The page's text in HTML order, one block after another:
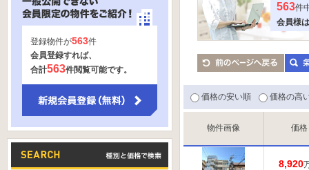
563件
会員様
価格の安い順 価格の高
物件画像 価格
8,920
登録物件が563件
会員登録すれば、
合計563件閲覧可能です。